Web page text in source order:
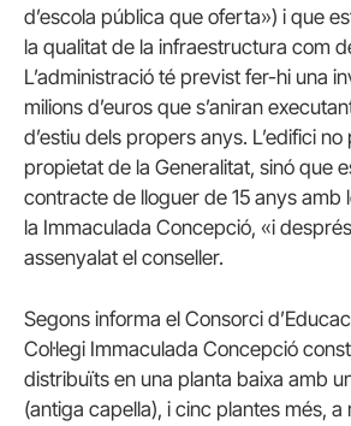
d’escola pública que oferta») i que
la qualitat de la infraestructura com
L’administració té previst fer-hi una
milions d’euros que s’aniran
d’estiu dels propers anys. L’edifici
propietat de la Generalitat, sinó que
contracte de lloguer de 15 anys amb
la Immaculada Concepció, «i
assenyalat el conseller.
Segons informa el Consorci
Col·legi Immaculada Concepció
distribuïts en una planta baixa amb
(antiga capella), i cinc plantes més, a